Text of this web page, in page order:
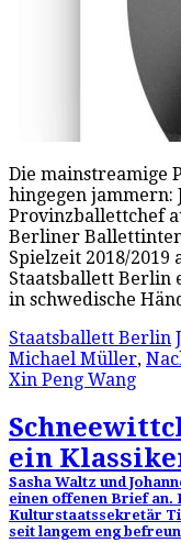
Die mainstreamige
hingegen jammern:
Provinzballettchef
Berliner
Spielzeit 2018/2019
Staatsballett Berlin
in schwedische
Staatsballett Berlin
Michael Müller,
Xin Peng Wang
ein
Sasha Waltz und
einen offenen Brief an.
Kulturstaatssekretär
seit langem eng